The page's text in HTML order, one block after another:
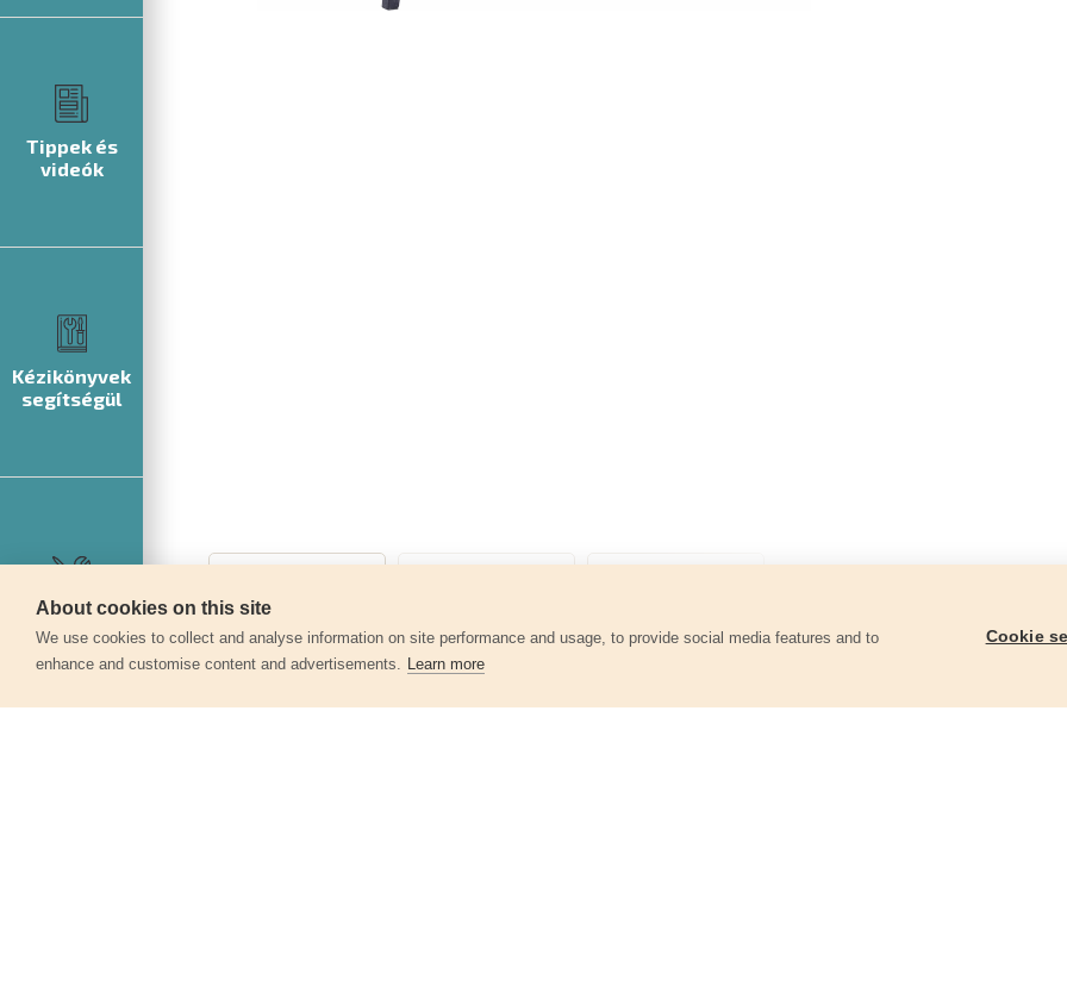
Tippek és
videók
Kézikönyvek
segítségül
Szerviz
About cookies on this site
We use cookies to collect and analyse information on site performance and usage, to provide social media features and to
enhance and customise content and advertisements. Learn more
Cookie